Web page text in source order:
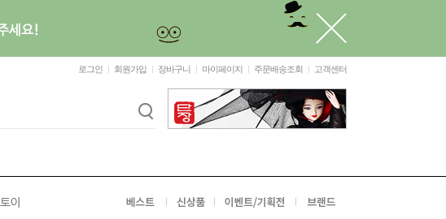
로그인 회원가입 장바구니 마이페이지 주문배송조회 고객센터